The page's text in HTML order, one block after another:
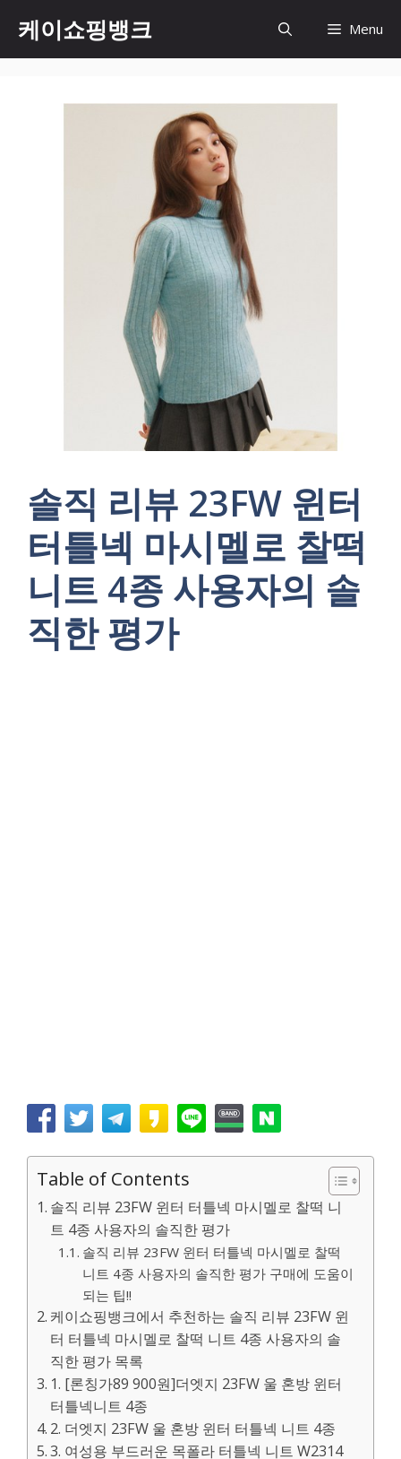
content
케이쇼핑뱅크 Menu
솔직 리뷰 23FW 윈터
터틀넥 마시멜로 찰떡
니트 4종 사용자의 솔
직한 평가
Table of Contents
솔직 리뷰 23FW 윈터 터틀넥 마시멜로 찰떡 니
트 4종 사용자의 솔직한 평가
솔직 리뷰 23FW 윈터 터틀넥 마시멜로 찰떡
니트 4종 사용자의 솔직한 평가 구매에 도움이
되는 팁!!
케이쇼핑뱅크에서 추천하는 솔직 리뷰 23FW 윈
터 터틀넥 마시멜로 찰떡 니트 4종 사용자의 솔
직한 평가 목록
1. [론칭가89 900원]더엣지 23FW 울 혼방 윈터
터틀넥니트 4종
2. 더엣지 23FW 울 혼방 윈터 터틀넥 니트 4종
3. 여성용 부드러운 목폴라 터틀넥 니트 W2314